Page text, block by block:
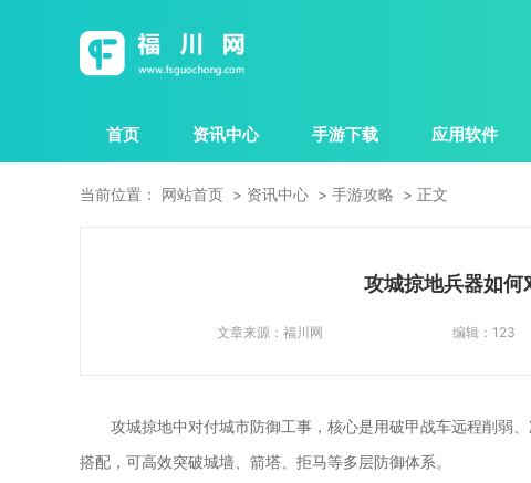
首页 资讯中心 手游下载 应用软件
当前位置： 网站首页 资讯中心 手游攻略 正文
攻城掠地兵器如何
文章来源： 福川网 编辑： 123
攻城掠地中对付城市防御工事，核心是用破甲战车远程削弱
搭配，可高效突破城墙、箭塔、拒马等多层防御体系。